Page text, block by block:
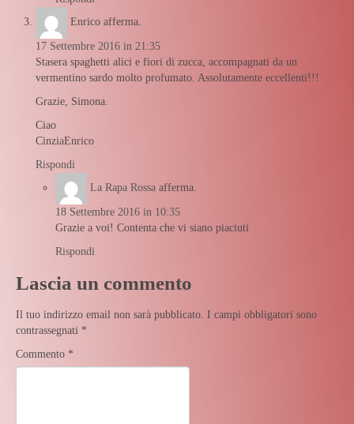
Enrico afferma.
17 Settembre 2016 in 21:35
Stasera spaghetti alici e fiori di zucca, accompagnati da un
vermentino sardo molto profumato. Assolutamente eccellenti!!!
Grazie, Simona.
Ciao
CinziaEnrico
Rispondi
La Rapa Rossa afferma.
18 Settembre 2016 in 10:35
Grazie a voi! Contenta che vi siano piaciuti
Rispondi
Lascia un commento
Il tuo indirizzo email non sarà pubblicato. I campi obbligatori sono
contrassegnati *
Commento *